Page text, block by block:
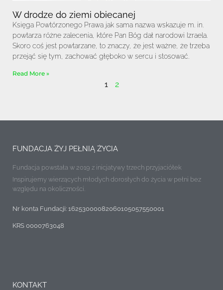
W drodze do ziemi obiecanej
Księga Powtórzonego Prawa jak sama nazwa wskazuje m. in.
powtarza różne zalecenia, które Pan Bóg dał narodowi Izraela.
Skoro coś jest powtarzane, to znaczy, że jest ważne, że trzeba
przejąć się tym, zachować głęboko w sercu i stosować.
Read More »
1 2
FUNDACJA ŻYJ PEŁNIĄ ŻYCIA
Fundacja powstała w 2019 z inicjatywy trzech przyjaciółek
Inspirujemy wierzących młodych dorosłych do życia w pełni bez
względu na okoliczności.
Nr konta Fundacji: 16253000082060105057550001
KRS 0000763048
KONTAKT